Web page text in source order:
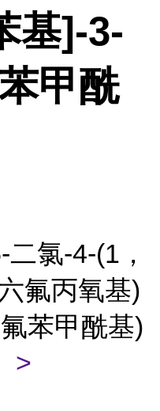
基]-3-
甲酰
氯-4-(1，
氟丙氧基)
苯甲酰基)
>